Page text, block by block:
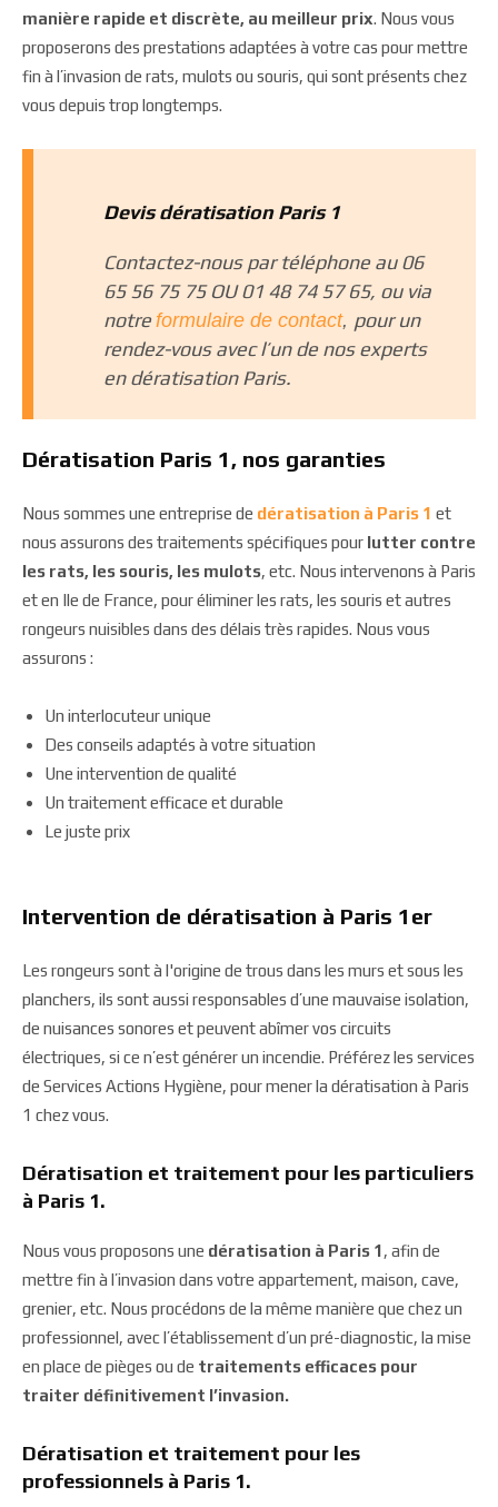
manière rapide et discrète, au meilleur prix. Nous vous
proposerons des prestations adaptées à votre cas pour mettre
fin à l’invasion de rats, mulots ou souris, qui sont présents chez
vous depuis trop longtemps.
Devis dératisation Paris 1
Contactez-nous par téléphone au 06
65 56 75 75 OU 01 48 74 57 65, ou via
notreformulaire de contact, pour un
rendez-vous avec l’un de nos experts
en dératisation Paris.
Dératisation Paris 1, nos garanties
Nous sommes une entreprise de dératisation à Paris 1 et
nous assurons des traitements spécifiques pour lutter contre
les rats, les souris, les mulots, etc. Nous intervenons à Paris
et en Ile de France, pour éliminer les rats, les souris et autres
rongeurs nuisibles dans des délais très rapides. Nous vous
assurons :
Un interlocuteur unique
Des conseils adaptés à votre situation
Une intervention de qualité
Un traitement efficace et durable
Le juste prix
Intervention de dératisation à Paris 1er
Les rongeurs sont à l'origine de trous dans les murs et sous les
planchers, ils sont aussi responsables d’une mauvaise isolation,
de nuisances sonores et peuvent abîmer vos circuits
électriques, si ce n’est générer un incendie. Préférez les services
de Services Actions Hygiène, pour mener la dératisation à Paris
1 chez vous.
Dératisation et traitement pour les particuliers
à Paris 1.
Nous vous proposons une dératisation à Paris 1, afin de
mettre fin à l’invasion dans votre appartement, maison, cave,
grenier, etc. Nous procédons de la même manière que chez un
professionnel, avec l’établissement d’un pré-diagnostic, la mise
en place de pièges ou de traitements efficaces pour
traiter définitivement l’invasion.
Dératisation et traitement pour les
professionnels à Paris 1.